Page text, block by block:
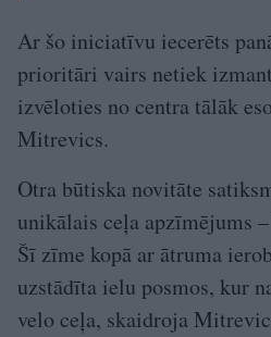
Ar šo iniciatīvu iecerēts
prioritāri vairs netiek
izvēloties no centra tālāk
Mitrevics.
Otra būtiska novitāte
unikālais ceļa apzīmējums
Šī zīme kopā ar ātruma
uzstādīta ielu posmos, kur
velo ceļa, skaidroja